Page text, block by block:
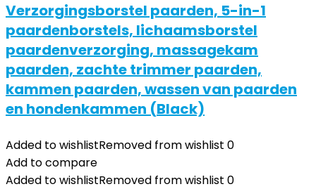
Verzorgingsborstel paarden, 5-in-1
paardenborstels, lichaamsborstel
paardenverzorging, massagekam
paarden, zachte trimmer paarden,
kammen paarden, wassen van paarden
en hondenkammen (Black)
Added to wishlistRemoved from wishlist 0
Add to compare
Added to wishlistRemoved from wishlist 0